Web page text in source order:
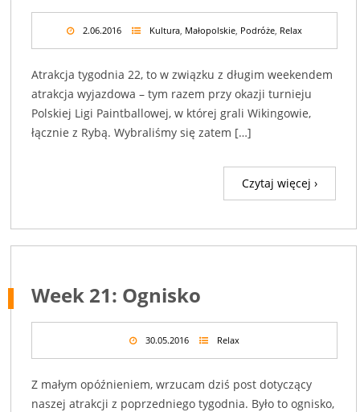
2.06.2016 Kultura, Małopolskie, Podróże, Relax
Atrakcja tygodnia 22, to w związku z długim weekendem
atrakcja wyjazdowa – tym razem przy okazji turnieju
Polskiej Ligi Paintballowej, w której grali Wikingowie,
łącznie z Rybą. Wybraliśmy się zatem […]
Czytaj więcej ›
Week 21: Ognisko
30.05.2016 Relax
Z małym opóźnieniem, wrzucam dziś post dotyczący
naszej atrakcji z poprzedniego tygodnia. Było to ognisko,